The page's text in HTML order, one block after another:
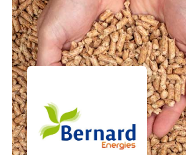
FAQ
CALCULER SA CONSOMMATION
TROUVER SON FOURNISSEUR
BLOG
ESPACE PRO